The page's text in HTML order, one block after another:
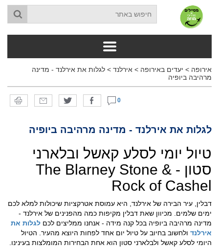
אירופה > יעדים באירופה > אירלנד > לגלות את אירלנד - מדינה
מרהיבה ביופיה
0
לגלות את אירלנד - מדינה מרהיבה ביופיה
טיול יומי לסלע קאשל ובלארני
סטון - The Blarney Stone &
Rock of Cashel
דבלין, עיר הבירה של אירלנד, היא עמוסת אטרקציות שיכולות למלא לכם
ימים שלמים. מכיוון שאת דבלין מקיפות כמה מהפנינים של אירלנד -
מדינה מרהיבה ביופיה בכל קנה מידה - אנחנו ממליצים לכם לגלות את
אירלנד ולחשוב בחיוב על טיול יום אחד לפחות היוצא מהעיר. הטיול
היומי לסלע קאשל ולבלארני סטון הוא אחת הבחירות המומלצות בעינינו.